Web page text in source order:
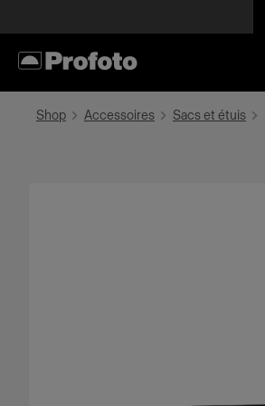
Shop Accessoires Sacs et étuis